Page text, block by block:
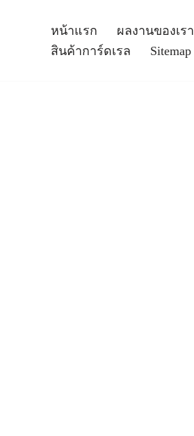
หน้าแรก ผลงานของเรา
สินค้าการ์ดเรล
Sitemap